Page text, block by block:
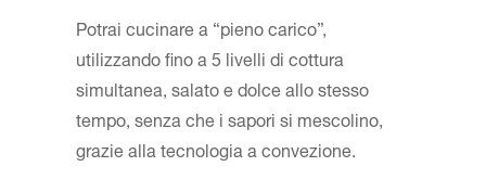
Potrai cucinare a “pieno carico”,
utilizzando fino a 5 livelli di cottura
simultanea, salato e dolce allo stesso
tempo, senza che i sapori si mescolino,
grazie alla tecnologia a convezione.